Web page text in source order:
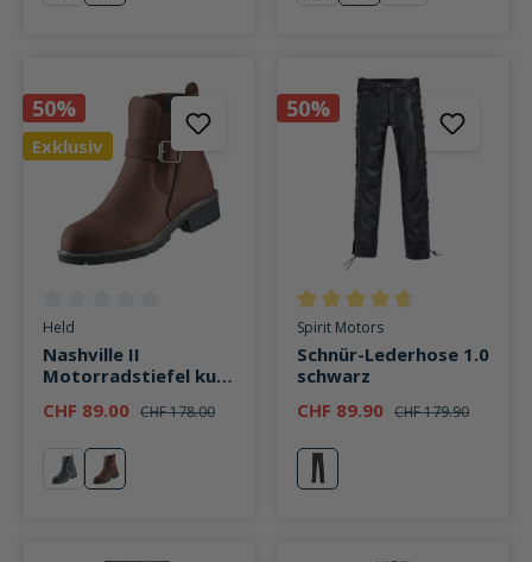
50%
Exklusiv
Durchschnittliche Bewertung von 0 von 5 Sternen
Held
Nashville II
Motorradstiefel kurz
CHF 89.00 CHF 178.00
schwarzbraun
50%
Durchschnittliche Bewertung
Spirit Motors
Schnür-Lederhose 1.0
schwarz
CHF 89.90 CHF 179.90
schwarz